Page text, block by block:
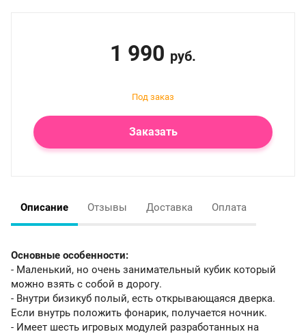
1 990 руб.
Заказать
Описание Отзывы Доставка Оплата
Основные особенности:
- Маленький, но очень занимательный кубик который
можно взять с собой в дорогу.
- Внутри бизикуб полый, есть открывающаяся дверка.
Если внутрь положить фонарик, получается ночник.
- Имеет шесть игровых модулей разработанных на